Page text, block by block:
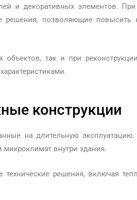
и декоративных элементов. При
решения, позволяющие повысить
так и при
конструкции
на длительную
внутри здания.
технические решения, включая